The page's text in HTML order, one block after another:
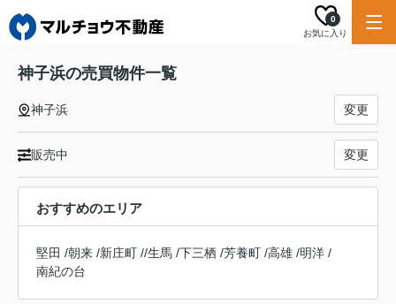
お気に入り
0
神子浜の売買物件一覧
神子浜 変更
販売中 変更
おすすめのエリア
堅田 /朝来 /新庄町 //生馬 /下三栖 /芳養町 /高雄 /明洋 /
南紀の台